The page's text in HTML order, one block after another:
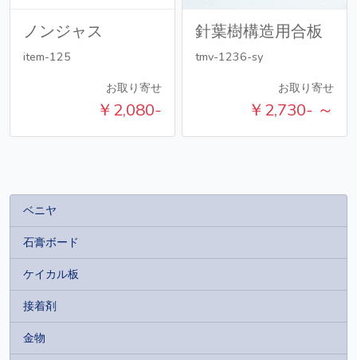
ノンジャス
item-125
お取り寄せ
￥2,080-
針葉樹構造用合板
tmv-1236-sy
お取り寄せ
￥2,730- ～
ベニヤ
石膏ボード
ケイカル板
接着剤
金物